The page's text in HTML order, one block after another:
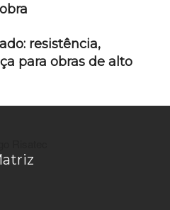
resistência,
para obras de alto